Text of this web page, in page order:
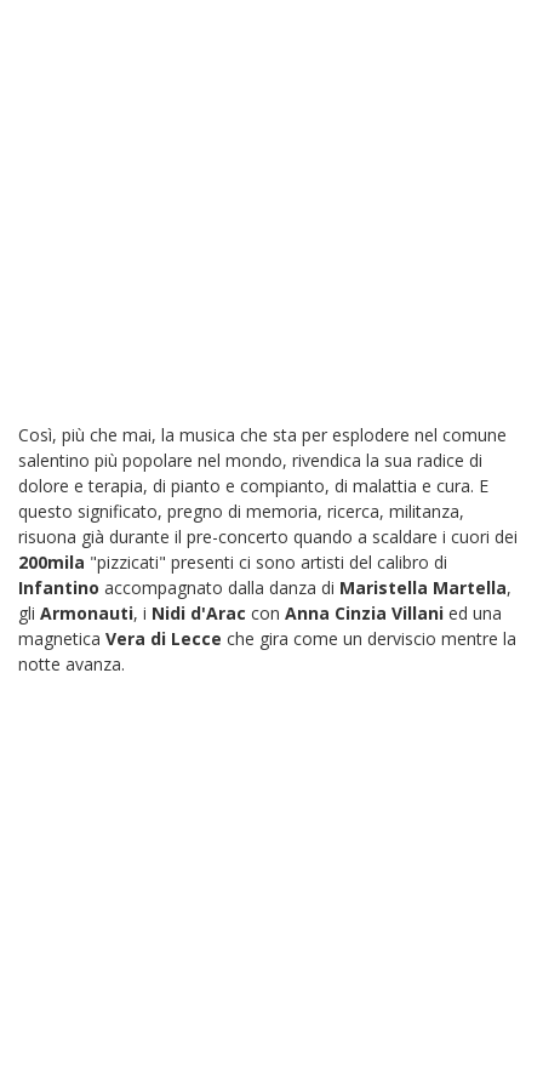
Così, più che mai, la musica che sta per esplodere nel comune
salentino più popolare nel mondo, rivendica la sua radice di
dolore e terapia, di pianto e compianto, di malattia e cura. E
questo significato, pregno di memoria, ricerca, militanza,
risuona già durante il pre-concerto quando a scaldare i cuori dei
200mila "pizzicati" presenti ci sono artisti del calibro di
Infantino accompagnato dalla danza di Maristella Martella,
gli Armonauti, i Nidi d'Arac con Anna Cinzia Villani ed una
magnetica Vera di Lecce che gira come un derviscio mentre la
notte avanza.